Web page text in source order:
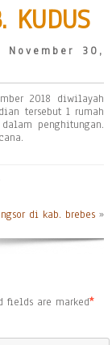
KUDUS
30,
2018 diwilayah
tersebut 1 rumah
penghitungan.
di kab. brebes »
fields are marked*